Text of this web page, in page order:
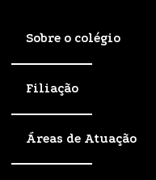
Sobre o colégio
Filiação
Áreas de Atuação